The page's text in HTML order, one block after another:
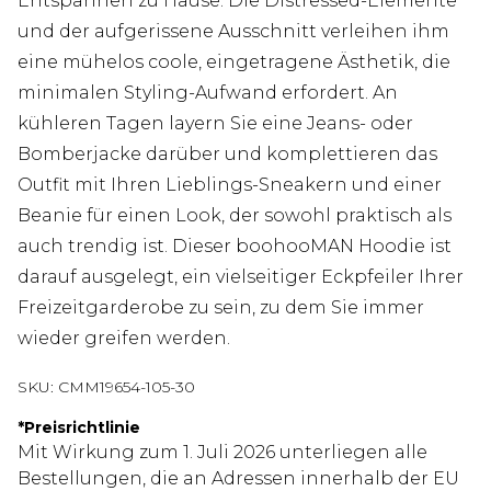
und der aufgerissene Ausschnitt verleihen ihm
eine mühelos coole, eingetragene Ästhetik, die
minimalen Styling-Aufwand erfordert. An
kühleren Tagen layern Sie eine Jeans- oder
Bomberjacke darüber und komplettieren das
Outfit mit Ihren Lieblings-Sneakern und einer
Beanie für einen Look, der sowohl praktisch als
auch trendig ist. Dieser boohooMAN Hoodie ist
darauf ausgelegt, ein vielseitiger Eckpfeiler Ihrer
Freizeitgarderobe zu sein, zu dem Sie immer
wieder greifen werden.
SKU: CMM19654-105-30
*Preisrichtlinie
Mit Wirkung zum 1. Juli 2026 unterliegen alle
Bestellungen, die an Adressen innerhalb der EU